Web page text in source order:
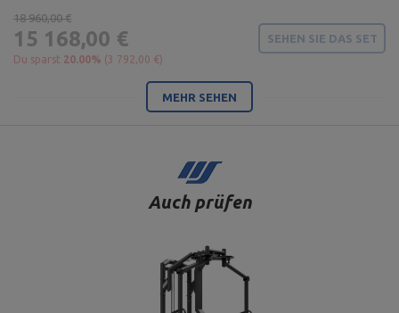
18 960,00 €
15 168,00 €
Du sparst 20.00% (3 792,00 €)
SEHEN SIE DAS SET
MEHR SEHEN
Auch prüfen